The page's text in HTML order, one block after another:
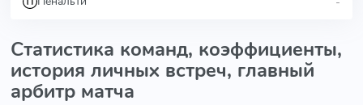
Статистика команд, коэффициенты,
история личных встреч, главный
арбитр матча